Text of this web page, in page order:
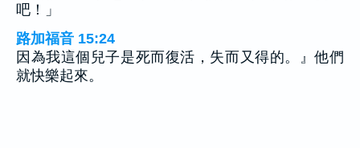
吧！」
路加福音 15:24
因為我這個兒子是死而復活，失而又得的。』他們
就快樂起來。